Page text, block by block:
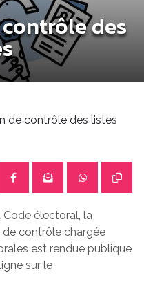
des
de contrôle des listes
Code électoral, la
contrôle chargée
est rendue publique
sur le